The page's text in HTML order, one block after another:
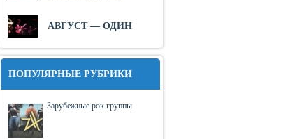
АВГУСТ — ОДИН
ПОПУЛЯРНЫЕ РУБРИКИ
Зарубежные рок группы